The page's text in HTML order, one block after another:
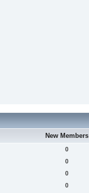
New Members
0
0
0
0